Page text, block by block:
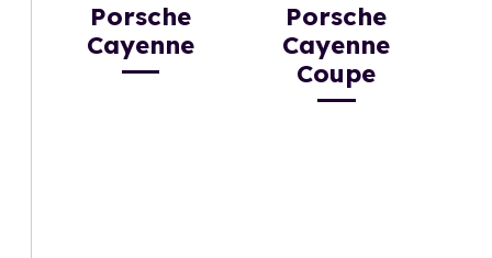
Porsche
Cayenne
Porsche
Cayenne
Coupe